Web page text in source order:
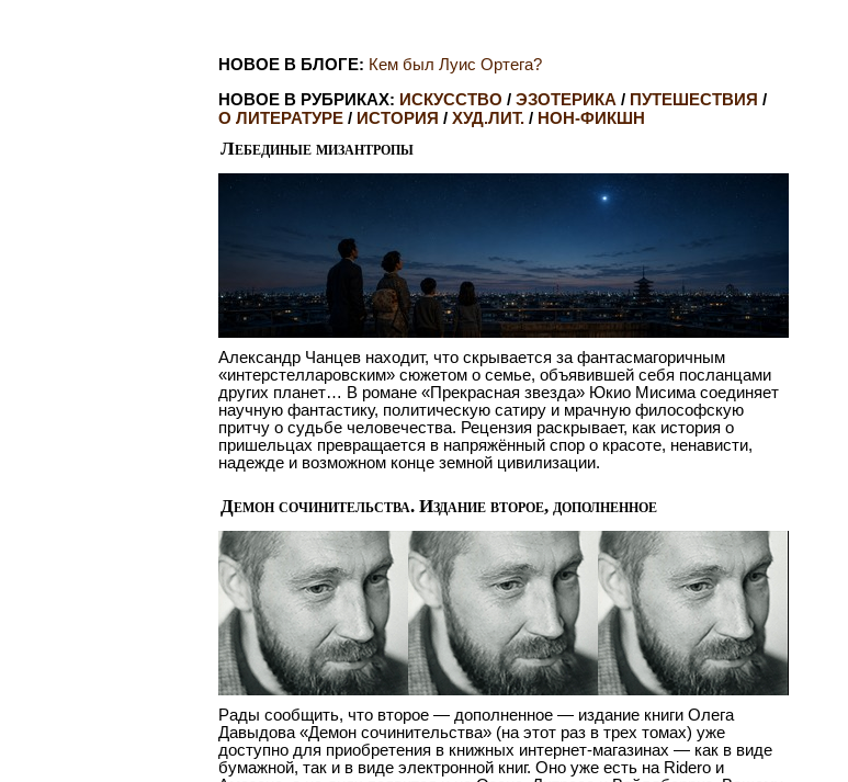
НОВОЕ В БЛОГЕ: Кем был Луис Ортега?
НОВОЕ В РУБРИКАХ: ИСКУССТВО / ЭЗОТЕРИКА / ПУТЕШЕСТВИЯ /
О ЛИТЕРАТУРЕ / ИСТОРИЯ / ХУД.ЛИТ. / НОН-ФИКШН
Лебединые мизантропы
Александр Чанцев находит, что скрывается за фантасмагоричным
«интерстелларовским» сюжетом о семье, объявившей себя посланцами
других планет… В романе «Прекрасная звезда» Юкио Мисима соединяет
научную фантастику, политическую сатиру и мрачную философскую
притчу о судьбе человечества. Рецензия раскрывает, как история о
пришельцах превращается в напряжённый спор о красоте, ненависти,
надежде и возможном конце земной цивилизации.
Демон сочинительства. Издание второе, дополненное
Рады сообщить, что второе — дополненное — издание книги Олега
Давыдова «Демон сочинительства» (на этот раз в трех томах) уже
доступно для приобретения в книжных интернет-магазинах — как в виде
бумажной, так и в виде электронной книг. Оно уже есть на Ridero и